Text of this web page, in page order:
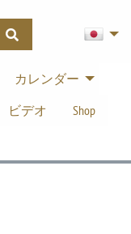
カレンダー
ビデオ
Shop